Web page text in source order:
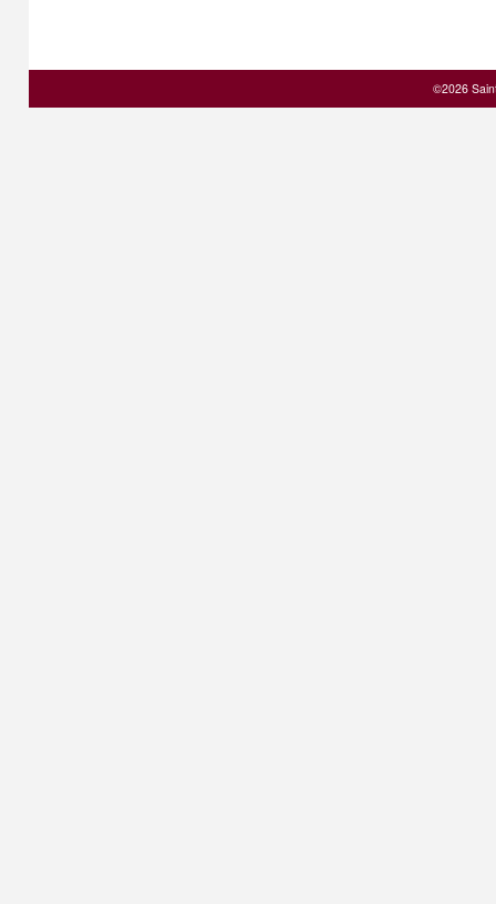
©2026